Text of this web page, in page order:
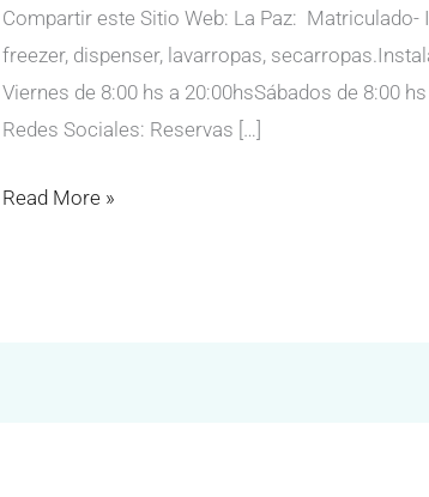
Compartir este Sitio Web: La Paz:
freezer, dispenser, lavarropas,
Viernes de 8:00 hs a 20:00hsSábados de 8:00
Redes Sociales: Reservas […]
Read More »